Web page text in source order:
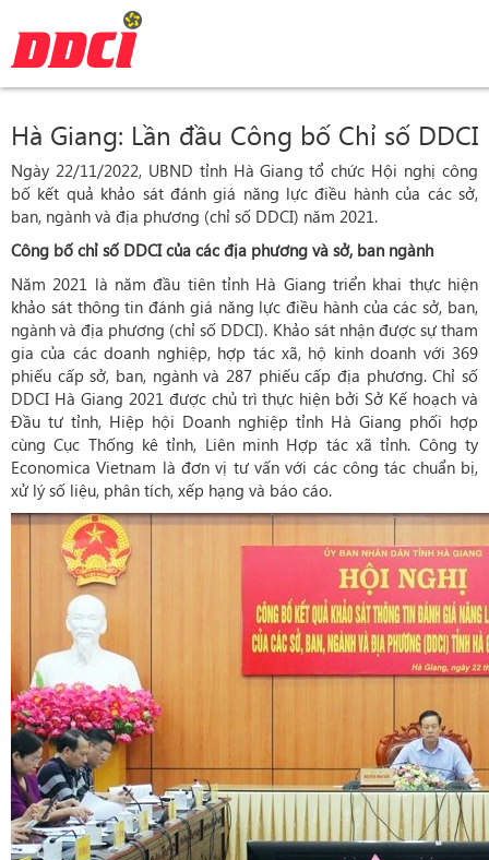
Hà Giang: Lần đầu Công bố Chỉ số DDCI
Ngày 22/11/2022, UBND tỉnh Hà Giang tổ chức Hội nghị công
bố kết quả khảo sát đánh giá năng lực điều hành của các sở,
ban, ngành và địa phương (chỉ số DDCI) năm 2021.
Công bố chỉ số DDCI của các địa phương và sở, ban ngành
Năm 2021 là năm đầu tiên tỉnh Hà Giang triển khai thực hiện
khảo sát thông tin đánh giá năng lực điều hành của các sở, ban,
ngành và địa phương (chỉ số DDCI). Khảo sát nhận được sự tham
gia của các doanh nghiệp, hợp tác xã, hộ kinh doanh với 369
phiếu cấp sở, ban, ngành và 287 phiếu cấp địa phương. Chỉ số
DDCI Hà Giang 2021 được chủ trì thực hiện bởi Sở Kế hoạch và
Đầu tư tỉnh, Hiệp hội Doanh nghiệp tỉnh Hà Giang phối hợp
cùng Cục Thống kê tỉnh, Liên minh Hợp tác xã tỉnh. Công ty
Economica Vietnam là đơn vị tư vấn với các công tác chuẩn bị,
xử lý số liệu, phân tích, xếp hạng và báo cáo.